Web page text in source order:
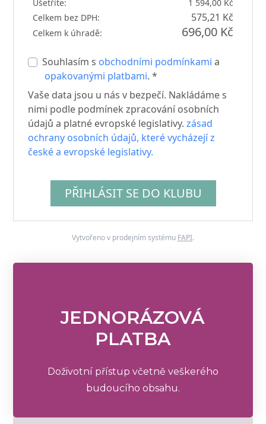
Ušetříte:
1 594,00 Kč
Celkem bez DPH:
575,21 Kč
Celkem k úhradě: 696,00 Kč
Souhlasím s obchodními podmínkami a
opakovanými platbami. *
Vaše data jsou u nás v bezpečí. Nakládáme s
nimi podle podmínek zpracování osobních
údajů a platné evropské legislativy.zásad
ochrany osobních údajů, které vycházejí z
české a evropské legislativy.
PŘIHLÁSIT SE DO KLUBU
Vytvořeno v prodejním systému FAPI.
JEDNORÁZOVÁ
PLATBA
Doživotní přístup včetně veškerého
budoucího obsahu.